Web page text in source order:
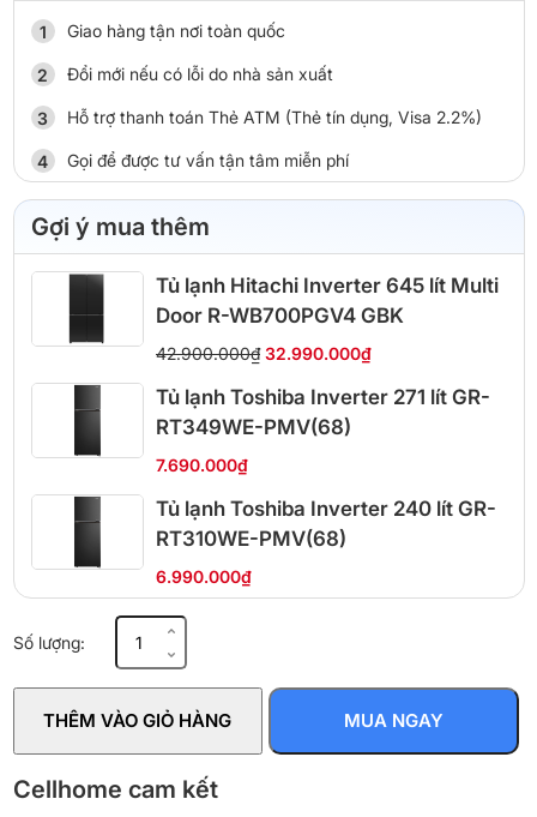
Giao hàng tận nơi toàn quốc
Đổi mới nếu có lỗi do nhà sản xuất
Hỗ trợ thanh toán Thẻ ATM (Thẻ tín dụng, Visa 2.2%)
Gọi để được tư vấn tận tâm miễn phí
Gợi ý mua thêm
Tủ lạnh Hitachi Inverter 645 lít Multi
Door R-WB700PGV4 GBK
42.900.000₫ 32.990.000₫
Tủ lạnh Toshiba Inverter 271 lít GR-
RT349WE-PMV(68)
7.690.000₫
Tủ lạnh Toshiba Inverter 240 lít GR-
RT310WE-PMV(68)
6.990.000₫
Số lượng:lạnh
188
lít
BA229PKVN
THÊM VÀO GIỎ HÀNG MUA NGAY
Cellhome cam kết